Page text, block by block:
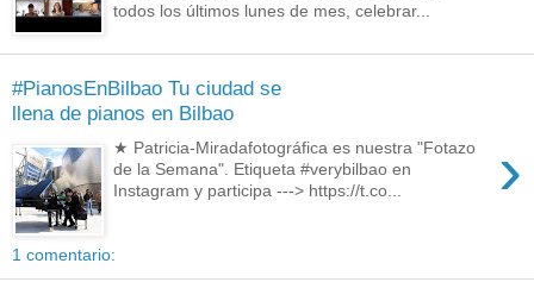
todos los últimos lunes de mes, celebrar...
#PianosEnBilbao Tu ciudad se
llena de pianos en Bilbao
›
★ Patricia-Miradafotográfica es nuestra "Fotazo
de la Semana". Etiqueta #verybilbao en
Instagram y participa ---> https://t.co...
1 comentario: